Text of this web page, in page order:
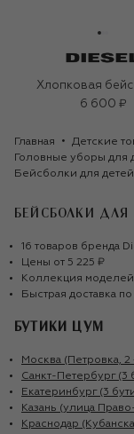
Хлопковая
6 600 ₽
Главная Детские
Головные уборы для
Бейсболки для
БЕЙСБОЛКИ ДЛЯ
16 товаров бренда
Цены от 5 225 ₽
Коллекция моделей
Быстрая доставка
БУТИКИ ЦУМ
Москва (Петровка, 2
Санкт-Петербург (3
Екатеринбург (3
Казань (улица
Краснодар